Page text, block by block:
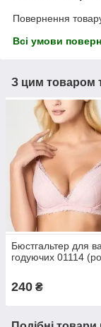
Повернення
Всі умови
З цим товаром
Бюстгальтер для
годуючих 01114
240 ₴